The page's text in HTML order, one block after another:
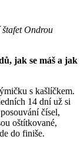
Ondrou
jak se máš a jak
s kašlíčkem.
14 dní už si
čísel,
oštítkované,
do finiše.